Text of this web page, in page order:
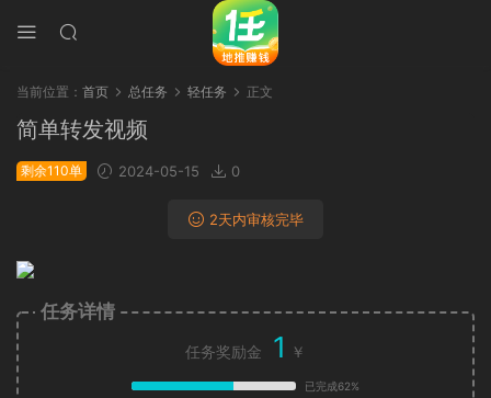
当前位置： 首页 总任务 轻任务 正文
简单转发视频
剩余110单 2024-05-15 0
2天内审核完毕
任务详情
任务奖励金 1 ￥
已完成62%